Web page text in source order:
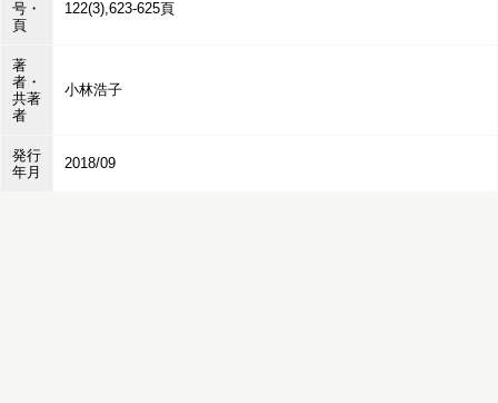
号・
頁
122(3),623-625頁
著
者・
共著
者
小林浩子
発行
年月
2018/09